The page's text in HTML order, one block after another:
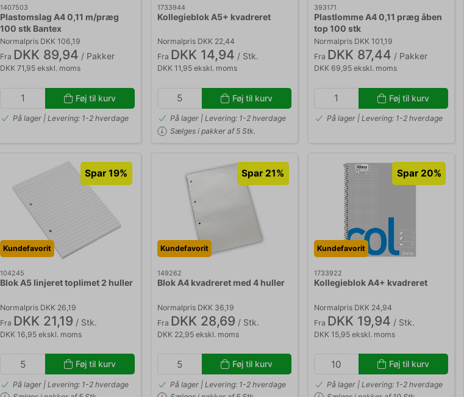
1407503
Plastomslag A4 0,11 m/præg
100 stk Bantex
Normalpris DKK 106,19
Fra DKK 89,94 / Pakker
DKK 71,95 ekskl. moms
Føj til kurv
På lager | Levering: 1-2 hverdage
1733944
Kollegieblok A5+ kvadreret
Normalpris DKK 22,44
Fra DKK 14,94 / Stk.
DKK 11,95 ekskl. moms
Føj til kurv
På lager | Levering: 1-2 hverdage
Sælges i pakker af 5 Stk.
393171
Plastlomme A4 0,11 præg åben
top 100 stk
Normalpris DKK 101,19
Fra DKK 87,44 / Pakker
DKK 69,95 ekskl. moms
Føj til kurv
På lager | Levering: 1-2 hverdage
Kundefavorit
Spar 19%
104245
Blok A5 linjeret toplimet 2 huller
Normalpris DKK 26,19
Fra DKK 21,19 / Stk.
DKK 16,95 ekskl. moms
Føj til kurv
På lager | Levering: 1-2 hverdage
Kundefavorit
Spar 21%
149262
Blok A4 kvadreret med 4 huller
Normalpris DKK 36,19
Fra DKK 28,69 / Stk.
DKK 22,95 ekskl. moms
Føj til kurv
På lager | Levering: 1-2 hverdage
Kundefavorit
Spar 20%
1733922
Kollegieblok A4+ kvadreret
Normalpris DKK 24,94
Fra DKK 19,94 / Stk.
DKK 15,95 ekskl. moms
Føj til kurv
På lager | Levering: 1-2 hverdage